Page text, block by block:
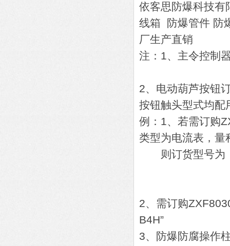
依客思防爆科技
线箱 防爆管件 防
厂生产直销
注：1、主令控制
2、电动葫芦按钮
按钮触头型式均配
例：1、若需订购
类型为电流表，
则订货型号为
2、需订购
B4H”
3、防爆防腐操作